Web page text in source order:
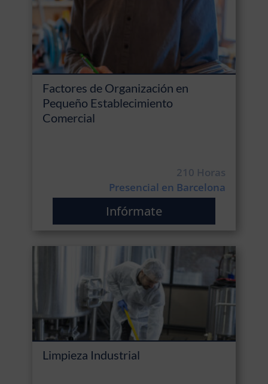
Factores de Organización en
Pequeño Establecimiento
Comercial
210 Horas
Presencial en Barcelona
Infórmate
Limpieza Industrial